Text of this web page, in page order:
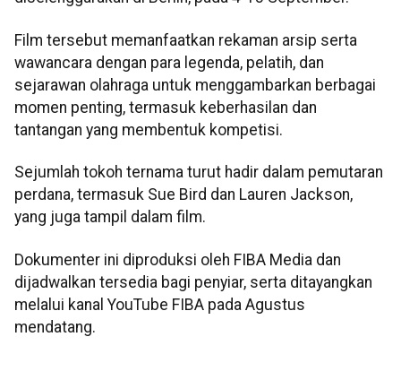
Film tersebut memanfaatkan rekaman arsip serta
wawancara dengan para legenda, pelatih, dan
sejarawan olahraga untuk menggambarkan berbagai
momen penting, termasuk keberhasilan dan
tantangan yang membentuk kompetisi.
Sejumlah tokoh ternama turut hadir dalam pemutaran
perdana, termasuk Sue Bird dan Lauren Jackson,
yang juga tampil dalam film.
Dokumenter ini diproduksi oleh FIBA Media dan
dijadwalkan tersedia bagi penyiar, serta ditayangkan
melalui kanal YouTube FIBA pada Agustus
mendatang.